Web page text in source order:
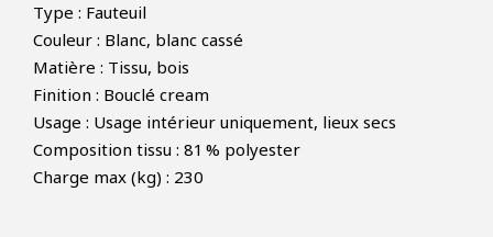
Type : Fauteuil
Couleur : Blanc, blanc cassé
Matière : Tissu, bois
Finition : Bouclé cream
Usage : Usage intérieur uniquement, lieux secs
Composition tissu : 81 % polyester
Charge max (kg) : 230